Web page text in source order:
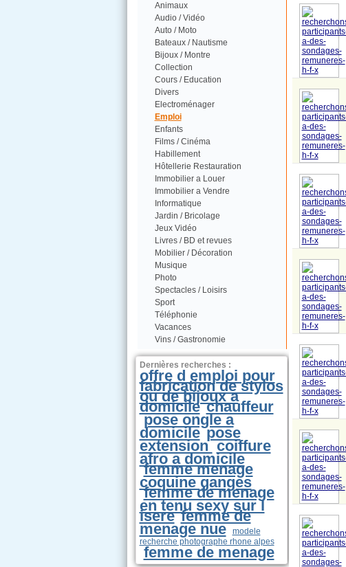
Animaux
Audio / Vidéo
Auto / Moto
Bateaux / Nautisme
Bijoux / Montre
Collection
Cours / Education
Divers
Electroménager
Emploi
Enfants
Films / Cinéma
Habillement
Hôtellerie Restauration
Immobilier a Louer
Immobilier a Vendre
Informatique
Jardin / Bricolage
Jeux Vidéo
Livres / BD et revues
Mobilier / Décoration
Musique
Photo
Spectacles / Loisirs
Sport
Téléphonie
Vacances
Vins / Gastronomie
Dernières recherches :
offre d emploi pour
fabrication de stylos
ou de bijoux a
domicile chauffeur
pose ongle a
domicile pose
extension coiffure
afro a domicile
femme menage
coquine ganges
femme de menage
en tenu sexy sur l
isere femme de
menage nue
modele
recherche photographe rhone alpes
femme de menage